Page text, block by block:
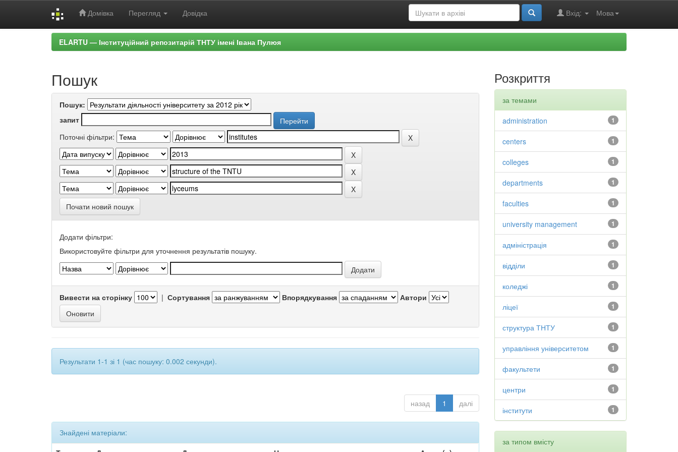
Домівка Перегляд Довідка Мова
Вхід:
ELARTU — Інституційний репозитарій ТНТУ імені Івана Пулюя
Пошук
Пошук:
запит
Поточні фільтри:
Почати новий пошук
Додати фільтри:
Використовуйте фільтри для уточнення результатів пошуку.
Вивести на сторінку | Сортування Впорядкування Автори
Результати 1-1 зі 1 (час пошуку: 0.002 секунди).
назад 1 далі
Знайдені матеріали:
Розкриття
за темами
1
administration
1
centers
1
colleges
1
departments
1
faculties
1
university management
1
адміністрація
1
відділи
1
коледжі
1
ліцеї
1
структура ТНТУ
1
управління університетом
1
факультети
1
центри
1
інститути
за типом вмісту